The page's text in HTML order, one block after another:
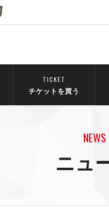
TICKET
チケットを買う
NEWS
ニュ